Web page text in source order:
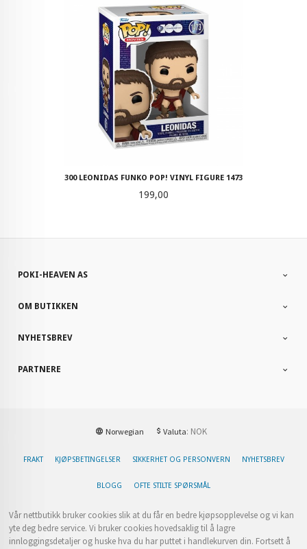
300 LEONIDAS FUNKO POP! VINYL FIGURE 1473
Pris
199,00
POKI-HEAVEN AS
OM BUTIKKEN
NYHETSBREV
PARTNERE
Norwegian Valuta: NOK
FRAKT KJØPSBETINGELSER SIKKERHET OG PERSONVERN NYHETSBREV
BLOGG OFTE STILTE SPØRSMÅL
Vår nettbutikk bruker cookies slik at du får en bedre kjøpsopplevelse og vi kan
yte deg bedre service. Vi bruker cookies hovedsaklig til å lagre
innloggingsdetaljer og huske hva du har puttet i handlekurven din. Fortsett å